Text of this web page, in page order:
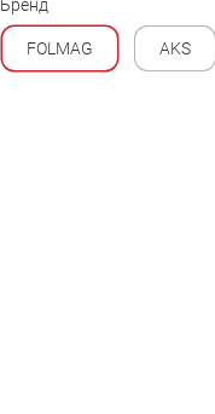
Бренд
FOLMAG AKS